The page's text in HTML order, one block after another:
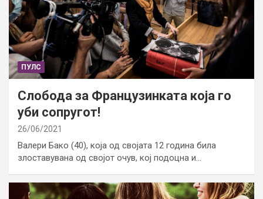
ПУЛС
Слобода за Французинката која го
уби сопругот!
26/06/2021
Валери Бако (40), која од својата 12 година била
злоставувана од својот очув, кој подоцна и…